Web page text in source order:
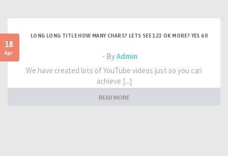
18
Apr
LONG LONG TITLE HOW MANY CHARS? LETS SEE 123 OK MORE? YES 60
- ByAdmin
We have created lots of YouTube videos just so you can
achieve [...]
READ MORE